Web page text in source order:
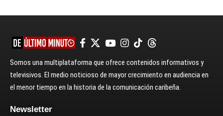
Somos una multiplataforma que ofrece contenidos informativos y
televisivos. El medio noticioso de mayor crecimiento en audiencia en
el menor tiempo en la historia de la comunicación caribeña.
Newsletter